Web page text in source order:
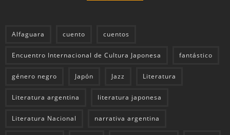
Alfaguara cuento cuentos
Encuentro Internacional de Cultura Japonesa fantástico
género negro Japón Jazz Literatura
Literatura argentina literatura japonesa
Literatura Nacional narrativa argentina